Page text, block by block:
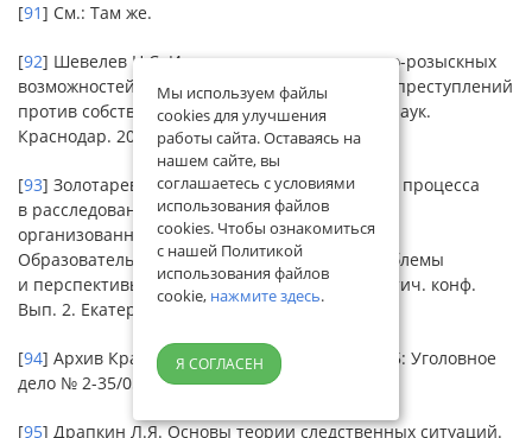
[91] См.: Там же.
[92] Шевелев Н.С. Использование оперативно-розыскных
возможностей в раскрытии и расследовании преступлений
против собственности: автор. дис. канд. юр. наук.
Краснодар. 2010. С. 16.
[93] Золотарев А.С. Особенности версионного процесса
в расследовании корыстно-насильственной
организованной преступной деятельности //
Образовательная политика МВД России: проблемы
и перспективы: Матер. Межвуз. научно-практич. конф.
Вып. 2. Екатеринбург, 1998. С. 14.
[94] Архив Краснодарского краевого суда 2005: Уголовное
дело № 2-35/05.
[95] Драпкин Л.Я. Основы теории следственных ситуаций.
Мы используем файлы
cookies для улучшения
работы сайта. Оставаясь на
нашем сайте, вы
соглашаетесь с условиями
использования файлов
cookies. Чтобы ознакомиться
с нашей Политикой
использования файлов
cookie, нажмите здесь.
Я СОГЛАСЕН